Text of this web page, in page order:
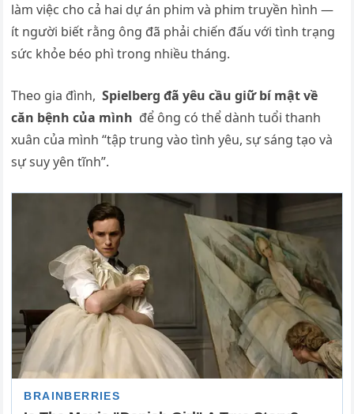
làm việc cho cả hai dự án phim và phim truyền hình —
ít người biết rằng ông đã phải chiến đấu với tình trạng
sức khỏe béo phì trong nhiều tháng.
Theo gia đình,Spielberg đã yêu cầu giữ bí mật về
căn bệnh của mình để ông có thể dành tuổi thanh
xuân của mình “tập trung vào tình yêu, sự sáng tạo và
sự suy yên tĩnh”.